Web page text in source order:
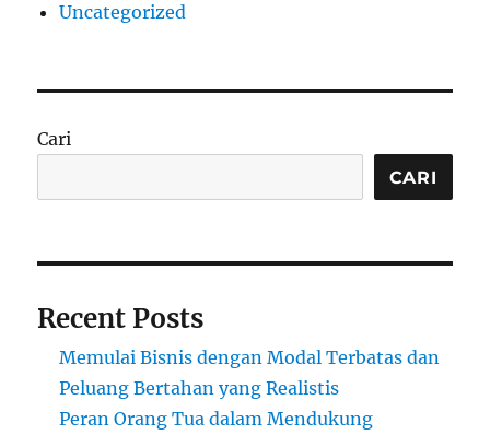
Uncategorized
Cari
CARI
Recent Posts
Memulai Bisnis dengan Modal Terbatas dan
Peluang Bertahan yang Realistis
Peran Orang Tua dalam Mendukung